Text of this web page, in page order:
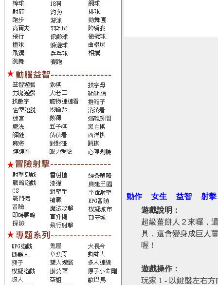
動作 女生 益智
射擊
遊戲說明：
超級薑餅人２來囉，
具，還會變身成巨人
喔！
遊戲操作：
玩家 1 - 以鍵盤左右